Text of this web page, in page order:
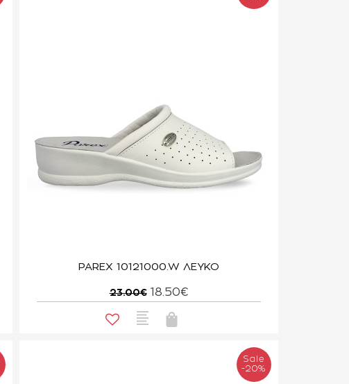
PAREX 10121000.W ΛΕΥΚΟ
23.00€ 18.50€
Sale
-20%